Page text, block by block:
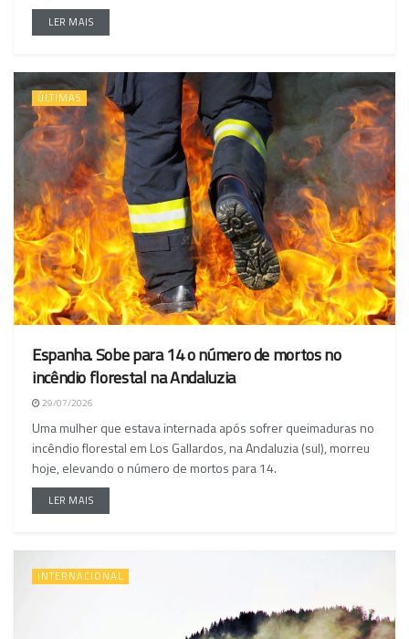
LER MAIS
ÚLTIMAS
Espanha. Sobe para 14 o número de mortos no
incêndio florestal na Andaluzia
29/07/2026
Uma mulher que estava internada após sofrer queimaduras no
incêndio florestal em Los Gallardos, na Andaluzia (sul), morreu
hoje, elevando o número de mortos para 14.
LER MAIS
INTERNACIONAL